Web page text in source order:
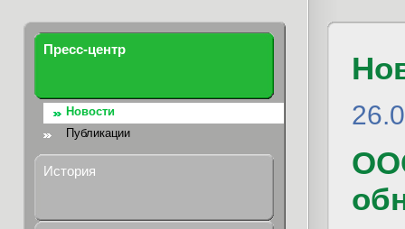
Пресс-центр
Новости
Публикации
История